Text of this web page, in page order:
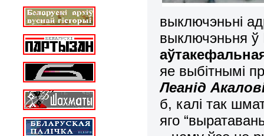
выключэньні
выключэньня ў
яе выбітнымі
Леанід
б, калі так
яго